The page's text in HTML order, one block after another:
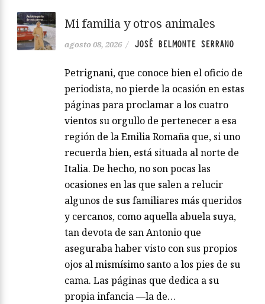
Mi familia y otros animales
agosto 08, 2026 / JOSÉ BELMONTE SERRANO
Petrignani, que conoce bien el oficio de
periodista, no pierde la ocasión en estas
páginas para proclamar a los cuatro
vientos su orgullo de pertenecer a esa
región de la Emilia Romaña que, si uno
recuerda bien, está situada al norte de
Italia. De hecho, no son pocas las
ocasiones en las que salen a relucir
algunos de sus familiares más queridos
y cercanos, como aquella abuela suya,
tan devota de san Antonio que
aseguraba haber visto con sus propios
ojos al mismísimo santo a los pies de su
cama. Las páginas que dedica a su
propia infancia —la de…